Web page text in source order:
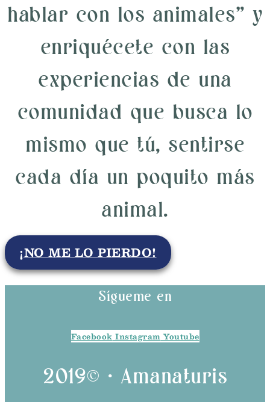
hablar con los animales" y
enriquécete con las
experiencias de una
comunidad que busca lo
mismo que tú, sentirse
cada día un poquito más
animal.
¡NO ME LO PIERDO!
Sígueme en
Facebook Instagram Youtube
2019© · Amanaturis